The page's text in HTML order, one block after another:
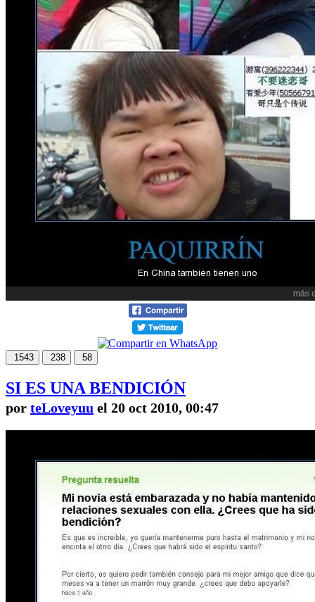
1543 238 58
SI ES UNA BENDICIÓN
por teLoveyuu el 20 oct 2010, 00:47